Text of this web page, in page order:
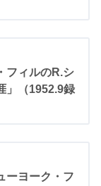
フィルのR.シ
」（1952.9録
ーヨーク・フ